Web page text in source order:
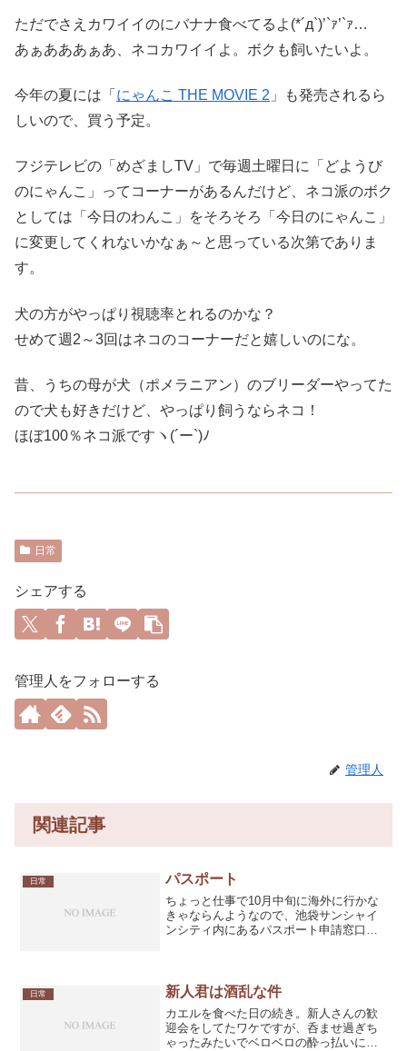
ただでさえカワイイのにバナナ食べてるよ(*´д`)’`ｧ’`ｧ…
あぁあああぁあ、ネコカワイイよ。ボクも飼いたいよ。
今年の夏には「 にゃんこ THE MOVIE 2 」も発売されるら
しいので、買う予定。
フジテレビの「めざましTV」で毎週土曜日に「どようび
のにゃんこ」ってコーナーがあるんだけど、ネコ派のボク
としては「今日のわんこ」をそろそろ「今日のにゃんこ」
に変更してくれないかなぁ～と思っている次第でありま
す。
犬の方がやっぱり視聴率とれるのかな？
せめて週2～3回はネコのコーナーだと嬉しいのにな。
昔、うちの母が犬（ポメラニアン）のブリーダーやってた
ので犬も好きだけど、やっぱり飼うならネコ！
ほぼ100％ネコ派ですヽ(´ー`)ﾉ
日常
シェアする
管理人をフォローする
管理人
関連記事
日常 パスポート
ちょっと仕事で10月中旬に海外に行かな
きゃならんようなので、池袋サンシャイ
ンシティ内にあるパスポート申請窓口に
から取り寄せる必要...
日常 新人君は酒乱な件
カエルを食べた日の続き。新人さんの歓
迎会をしてたワケですが、呑ませ過ぎち
ゃったみたいでベロベロの酔っ払いにな